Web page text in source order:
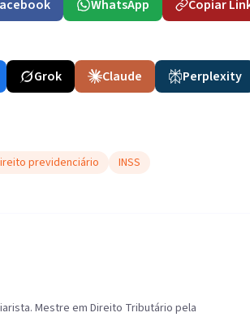
WhatsApp Copiar
Grok Claude Perplexity
previdenciário INSS
Mestre em Direito Tributário pela